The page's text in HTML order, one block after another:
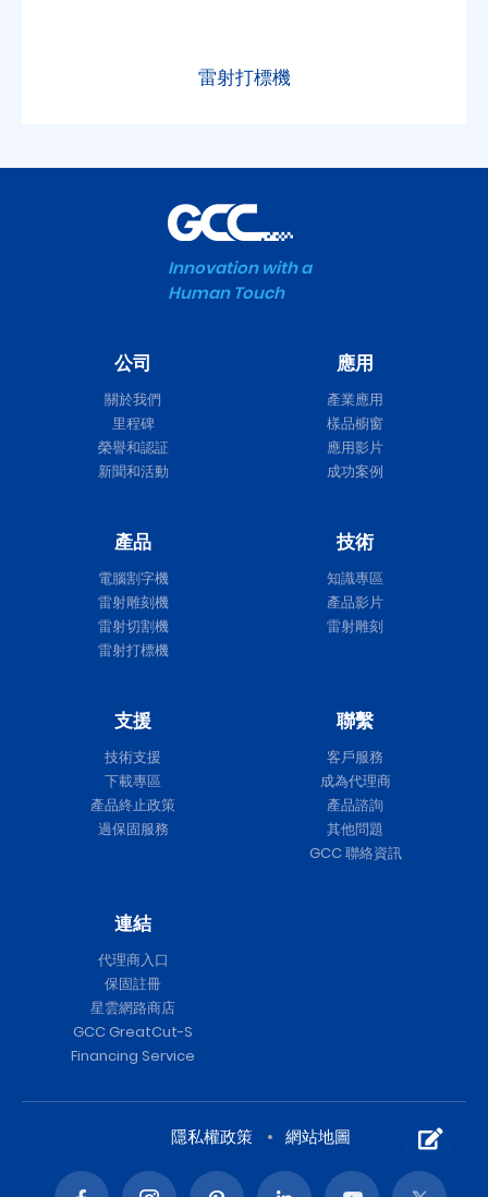
雷射打標機
Innovation with a
Human Touch
公司
關於我們
里程碑
榮譽和認証
新聞和活動
應用
產業應用
樣品櫥窗
應用影片
成功案例
產品
電腦割字機
雷射雕刻機
雷射切割機
雷射打標機
技術
知識專區
產品影片
雷射雕刻
支援
技術支援
下載專區
產品終止政策
過保固服務
聯繫
客戶服務
成為代理商
產品諮詢
其他問題
GCC 聯絡資訊
連結
代理商入口
保固註冊
星雲網路商店
GCC GreatCut-S
Financing Service
隱私權政策 網站地圖